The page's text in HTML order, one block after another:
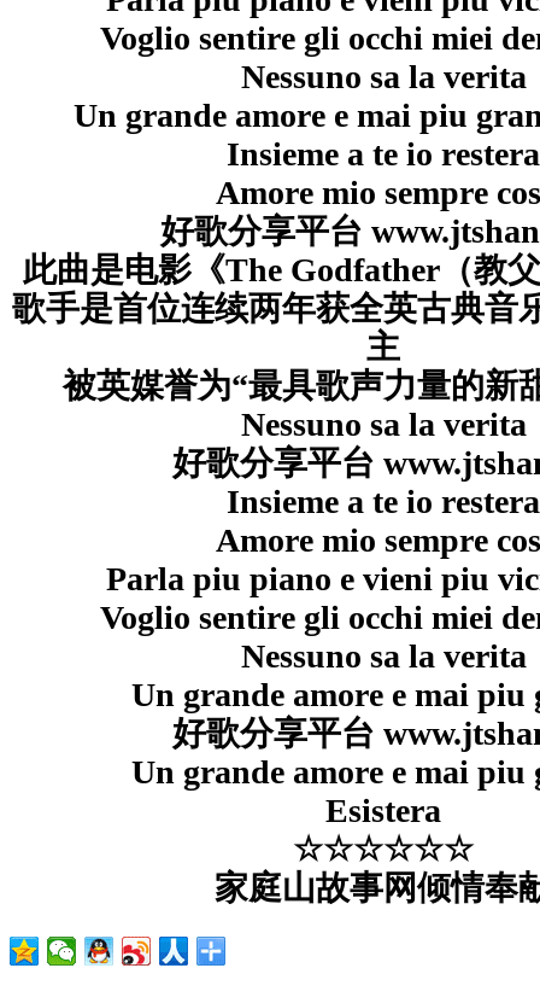
Voglio sentire gli occhi miei
Nessuno sa la verita
Un grande amore e mai piu
Insieme a te io restera
Amore mio sempre
好歌分享平台
此曲是电影《The Godfather（教
歌手是首位连续两年获全英古典音
主
被英媒誉为“最具歌声力量的新
Nessuno sa la verita
好歌分享平台
Insieme a te io restera
Amore mio sempre
Parla piu piano e vieni piu
Voglio sentire gli occhi miei
Nessuno sa la verita
Un grande amore e mai piu
好歌分享平台
Un grande amore e mai piu
Esistera
☆☆☆☆☆☆
家庭山故事网倾情奉